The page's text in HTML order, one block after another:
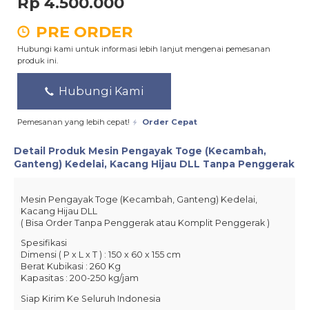
PRE ORDER
Hubungi kami untuk informasi lebih lanjut mengenai pemesanan
produk ini.
Hubungi Kami
Pemesanan yang lebih cepat! Order Cepat
Detail Produk Mesin Pengayak Toge (Kecambah,
Ganteng) Kedelai, Kacang Hijau DLL Tanpa Penggerak
Mesin Pengayak Toge (Kecambah, Ganteng) Kedelai,
Kacang Hijau DLL
( Bisa Order Tanpa Penggerak atau Komplit Penggerak )
Spesifikasi
Dimensi ( P x L x T ) : 150 x 60 x 155 cm
Berat Kubikasi : 260 Kg
Kapasitas : 200-250 kg/jam
Siap Kirim Ke Seluruh Indonesia